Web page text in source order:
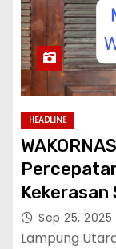
HEADLINE
Kekerasan
Utara
Sep 25, 2025
Lampung